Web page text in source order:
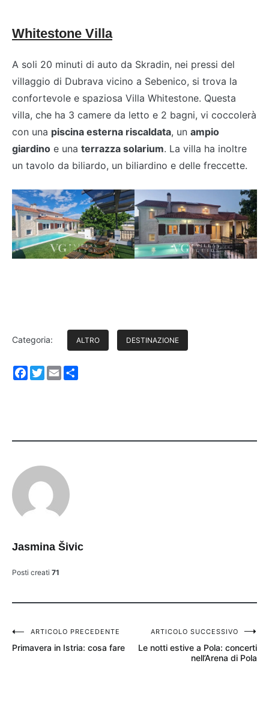
Whitestone Villa
A soli 20 minuti di auto da Skradin, nei pressi del
villaggio di Dubrava vicino a Sebenico, si trova la
confortevole e spaziosa Villa Whitestone. Questa
villa, che ha 3 camere da letto e 2 bagni, vi coccolerà
con una piscina esterna riscaldata, un ampio
giardino e una terrazza solarium. La villa ha inoltre
un tavolo da biliardo, un biliardino e delle freccette.
Categoria: ALTRO DESTINAZIONE
Facebook
TwitterEmail
Jasmina Šivic
Posti creati 71
PostARTICOLO PRECEDENTE
Primavera in Istria: cosa fare
ARTICOLO SUCCESSIVO
Le notti estive a Pola: concerti
nell’Arena di Pola